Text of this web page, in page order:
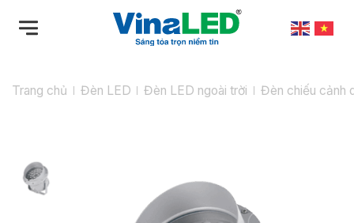
qua
dungTrang chủ Đèn LED Đèn LED ngoài trời Đèn chiếu cảnh